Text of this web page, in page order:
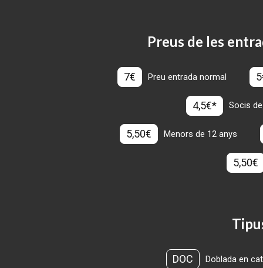
Preus de les
7€ Preu entrada normal
4,5€* Socis
5,50€ Menors de 12 anys
5,50€
DOC Doblada en